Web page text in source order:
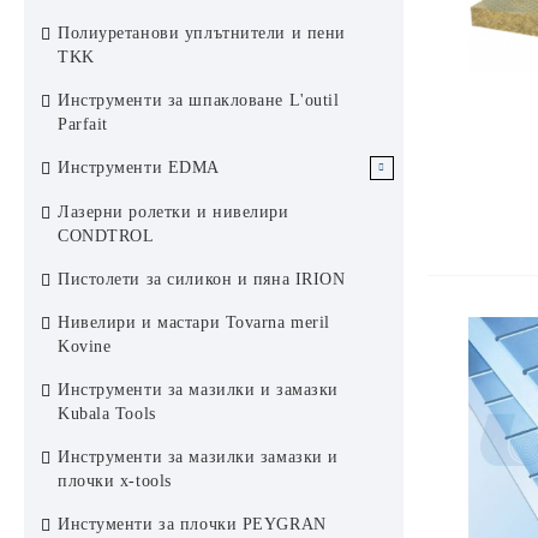
Пожароустойчиви ревизионни
отвори Rug Semin
Ревизионен капак поцинкован
Полиуретанови уплътнители и пени
TKK
Инструменти за шпакловане L'outil
Parfait
Инструменти EDMA
Инструменти за Сухо строителство
EDMA
Инструменти за плочки EDMA
Инструменти за фасади EDMA
Инструменти за покриви EDMA
Лазерни ролетки и нивелири
CONDTROL
Пистолети за силикон и пяна IRION
Нивелири и мастари Tovarna meril
Kovine
Инструменти за мазилки и замазки
Kubala Tools
Инструменти за мазилки замазки и
плочки x-tools
Инстументи за плочки PEYGRAN